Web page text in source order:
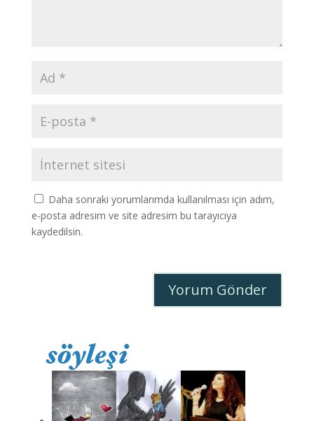
Daha sonraki yorumlarımda kullanılması için adım,
e-posta adresim ve site adresim bu tarayıcıya
kaydedilsin.